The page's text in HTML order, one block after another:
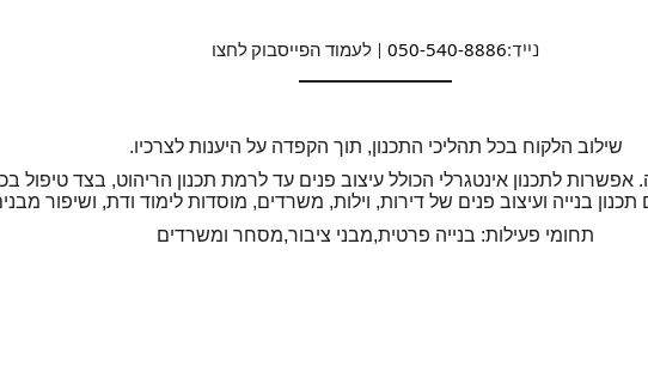
נייד:050-540-8886 | לעמוד הפייסבוק לחצו
שילוב הלקוח בכל תהליכי התכנון, תוך הקפדה על היענות לצרכיו.
אפשרות לתכנון אינטגרלי הכולל עיצוב פנים עד לרמת תכנון הריהוט, בצד טיפול
בנייה ועיצוב פנים של דירות, וילות, משרדים, מוסדות לימוד ודת, ושיפור
תחומי פעילות: בנייה פרטית,מבני ציבור,מסחר ומשרדים